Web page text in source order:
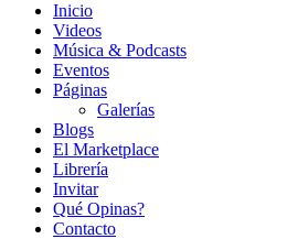
Inicio
Videos
Música & Podcasts
Eventos
Páginas
Galerías
Blogs
El Marketplace
Librería
Invitar
Qué Opinas?
Contacto